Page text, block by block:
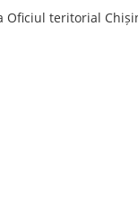
teritorial